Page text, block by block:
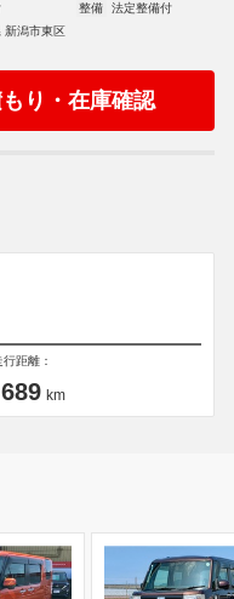
整備
法定整備付
新潟市東区
もり・在庫確認
距離：
km